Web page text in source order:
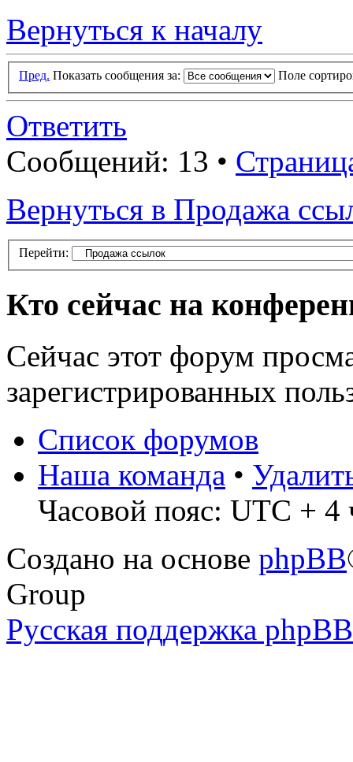
Вернуться к началу
Пред. Показать сообщения за: Поле
Ответить
Сообщений: 13 •
Вернуться в Продажа
Перейти:
Кто сейчас на
Сейчас этот форум
зарегистрированных
Список форумов
Наша команда •
Часовой пояс: UTC + 4
Создано на основе phpBB
Group
Русская поддержка phpBB